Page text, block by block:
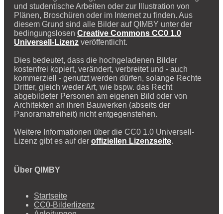
und studentische Arbeiten oder zur Illustration von
Plänen, Broschüren oder im Internet zu finden. Aus
diesem Grund sind alle Bilder auf QIMBY unter der
bedingungslosen Creative Commons CC0 1.0
Universell-Lizenz veröffentlicht.
Dies bedeutet, dass die hochgeladenen Bilder
kostenfrei kopiert, verändert, verbreitet und - auch
kommerziell - genutzt werden dürfen, solange Rechte
Dritter, gleich weder Art, wie bspw. das Recht
abgebildeter Personen am eigenen Bild oder von
Architekten an ihren Bauwerken (abseits der
Panoramafreiheit) nicht entgegenstehen.
Weitere Informationen über die CC0 1.0 Universell-
Lizenz gibt es auf der offiziellen Lizenzseite.
Über QIMBY
Startseite
CC0-Bilderlizenz